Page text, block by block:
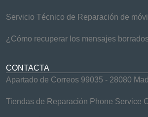
Servicio Técnico de Reparación de
¿Cómo recuperar los mensajes
CONTACTA
Apartado de Correos 99035 - 28080
Tiendas de Reparación Phone Service